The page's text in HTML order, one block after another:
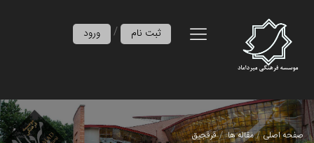
ورود / ثبت نام
صفحه اصلی مقاله ها قرقجیق